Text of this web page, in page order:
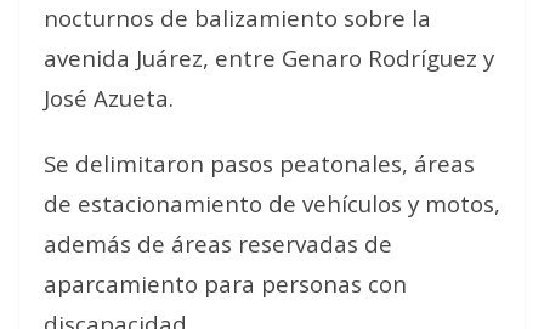
nocturnos de balizamiento sobre la
avenida Juárez, entre Genaro Rodríguez y
José Azueta.
Se delimitaron pasos peatonales, áreas
de estacionamiento de vehículos y motos,
además de áreas reservadas de
aparcamiento para personas con